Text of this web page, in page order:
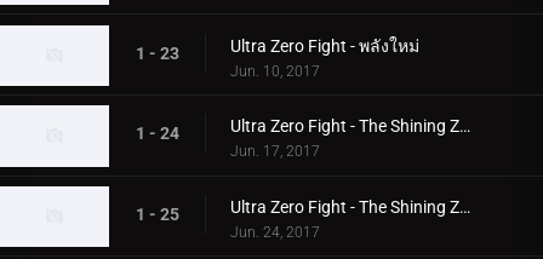
1 - 23 Ultra Zero Fight - พลังใหม่
Jun. 10, 2017
1 - 24 Ultra Zero Fight - The Shining Zero (ตอนที่ 1)
Jun. 17, 2017
1 - 25 Ultra Zero Fight - The Shining Zero (ตอนที่ 2)
Jun. 24, 2017